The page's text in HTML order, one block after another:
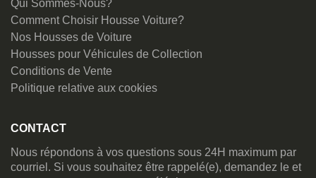
Qui Sommes-Nous?
Comment Choisir Housse Voiture?
Nos Housses de Voiture
Housses pour Véhicules de Collection
Conditions de Vente
Politique relative aux cookies
CONTACT
Nous répondons à vos questions sous 24H maximum par
courriel. Si vous souhaitez être rappelé(e), demandez le et